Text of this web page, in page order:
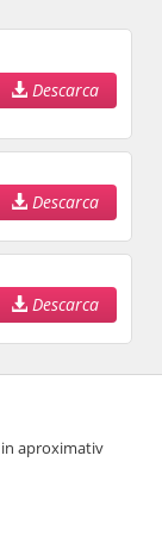
Descarca
Descarca
Descarca
aproximativ